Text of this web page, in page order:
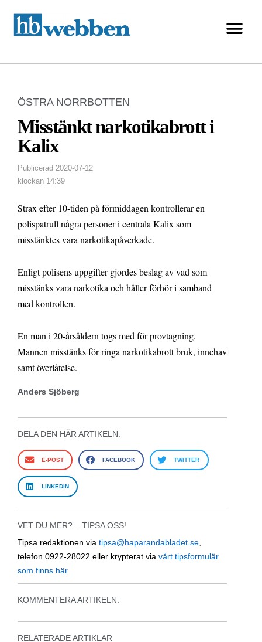
ÖSTRA NORRBOTTEN
Misstänkt narkotikabrott i
Kalix
Publicerad 2020-07-12
klockan 14:39
Strax efter 10-tiden på förmiddagen kontrollerar en
polispatrull några personer i centrala Kalix som
misstänktes vara narkotikapåverkade.
Enligt polisens uppgifter gjordes beslag av vad som
misstänks vara narkotika och håller förhör i samband
med kontrollen.
En man i 20-årsåldern togs med för provtagning.
Mannen misstänks för ringa narkotikabrott bruk, innehav
samt överlåtelse.
Anders Sjöberg
DELA DEN HÄR ARTIKELN:
E-POST FACEBOOK TWITTER
LINKEDIN
VET DU MER? – TIPSA OSS!
Tipsa redaktionen via tipsa@haparandabladet.se
telefon 0922-28022 eller krypterat via vårt tipsformulär
som finns här.
KOMMENTERA ARTIKELN:
RELATERADE ARTIKLAR